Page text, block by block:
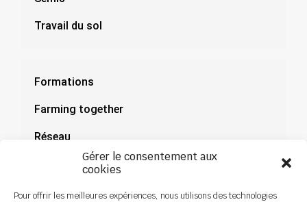
Gérer le consentement aux
cookies
Pour offrir les meilleures expériences, nous utilisons des technologies
Travail du sol
Formations
Farming together
Réseau
Documentation
Actualités